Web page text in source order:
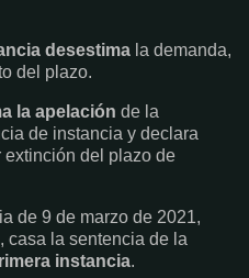
desestima la demanda,
del plazo.
la apelación de la
de instancia y declara
extinción del plazo de
de 9 de marzo de 2021,
casa la sentencia de la
instancia.